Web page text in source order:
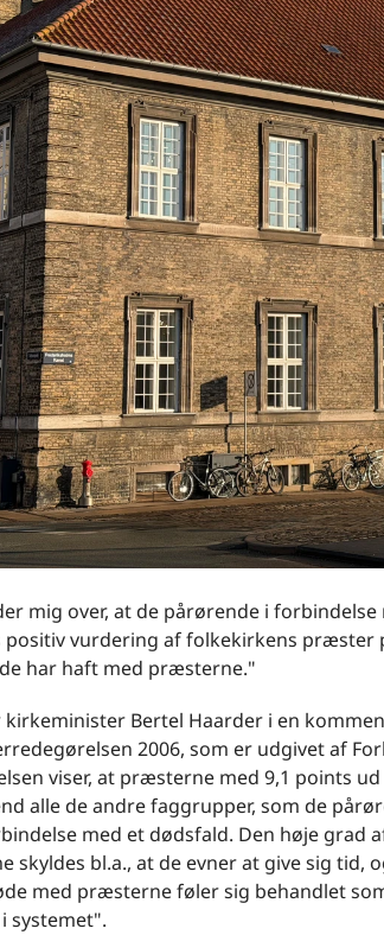
mig over, at de pårørende i
vurdering af folkekirkens præster
har haft med præsterne."
kirkeminister Bertel Haarder i en
2006, som er udgivet af
viser, at præsterne med 9,1 points
alle de andre faggrupper, som de
med et dødsfald. Den høje grad
skyldes bl.a., at de evner at give sig tid,
med præsterne føler sig behandlet
systemet".